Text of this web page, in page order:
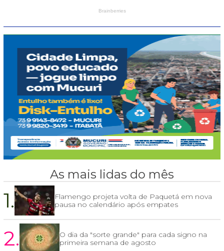
As mais lidas do mês
1.
Flamengo projeta volta de Paquetá em nova
pausa no calendário após empates
2.
O dia da "sorte grande" para cada signo na
primeira semana de agosto